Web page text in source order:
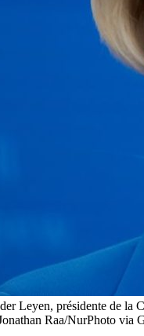
Leyen, présidente de la
Raa/NurPhoto via